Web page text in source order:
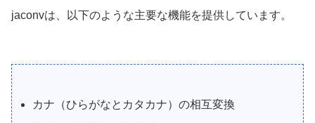
jaconvは、以下のような主要な機能を提供しています。
カナ（ひらがなとカタカナ）の相互変換